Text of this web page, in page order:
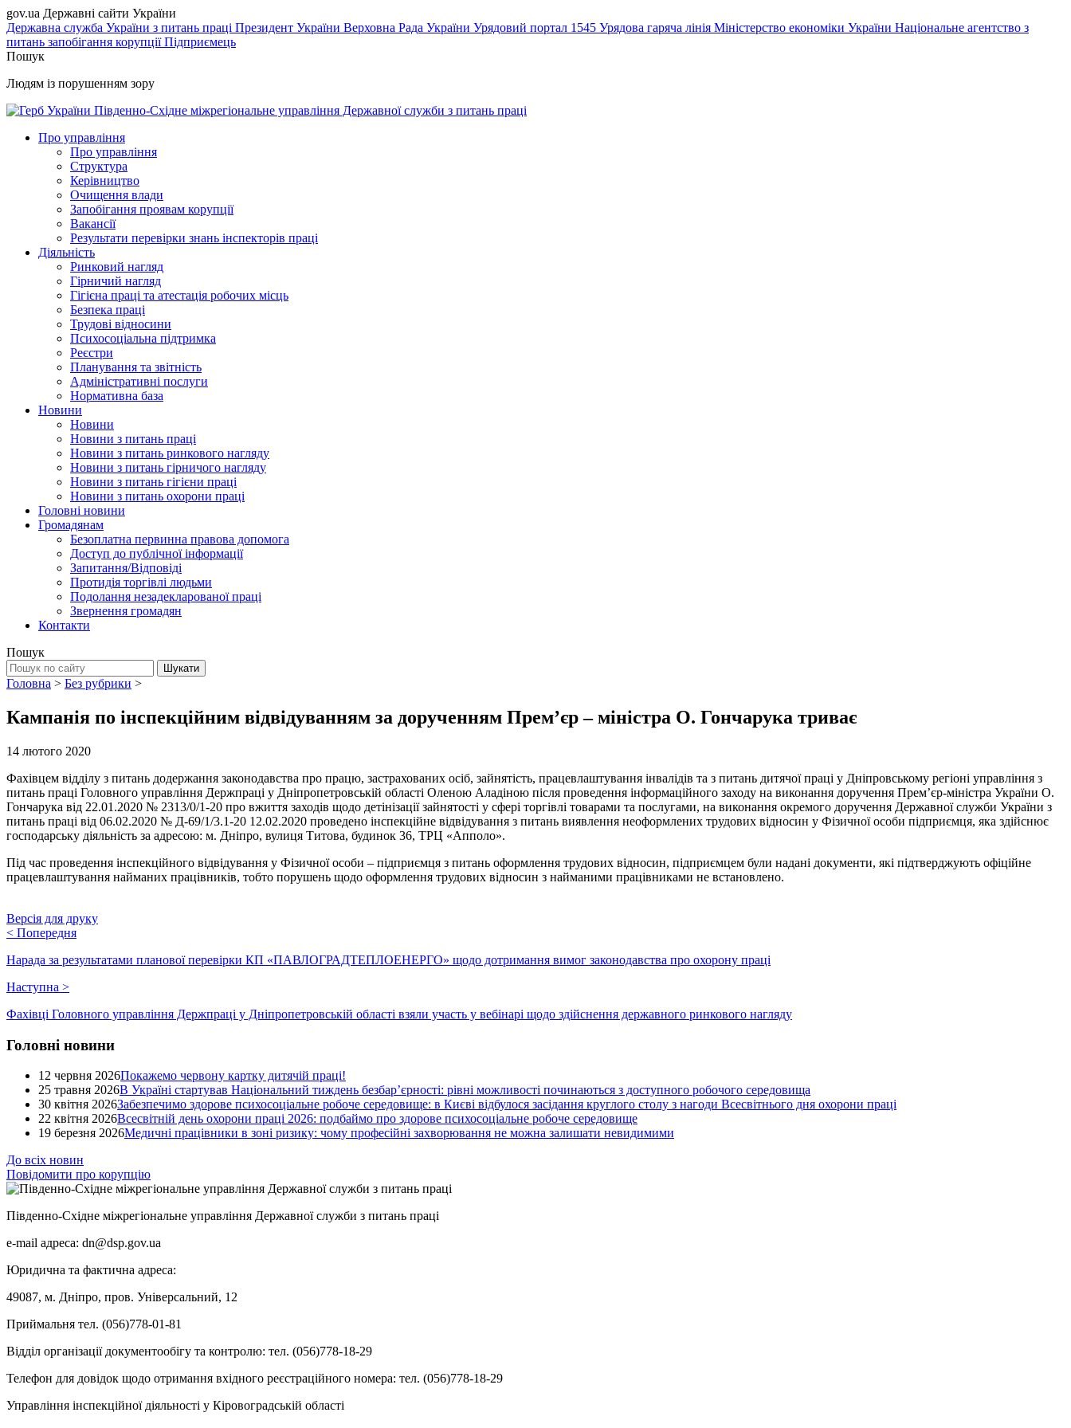
gov.ua Державні сайти України
Державна служба України з питань праці Президент України Верховна Рада України Урядовий портал 1545 Урядова гаряча лінія Міністерство економіки України Національне агентство з
питань запобігання корупціїПідприємець
Пошук
Людям із порушенням зору
Південно-Східне міжрегіональне управління Державної служби з питань праці
Про управління
Про управління
Структура
Керівництво
Очищення влади
Запобігання проявам корупції
Вакансії
Результати перевірки знань інспекторів праці
Діяльність
Ринковий нагляд
Гірничий нагляд
Гігієна праці та атестація робочих місць
Безпека праці
Трудові відносини
Психосоціальна підтримка
Реєстри
Планування та звітність
Адміністративні послуги
Нормативна база
Новини
Новини
Новини з питань праці
Новини з питань ринкового нагляду
Новини з питань гірничого нагляду
Новини з питань гігієни праці
Новини з питань охорони праці
Головні новини
Громадянам
Безоплатна первинна правова допомога
Доступ до публічної інформації
Запитання/Відповіді
Протидія торгівлі людьми
Подолання незадекларованої праці
Звернення громадян
Контакти
Пошук
Головна > Без рубрики >
Кампанія по інспекційним відвідуванням за дорученням Прем’єр – міністра О. Гончарука триває
14 лютого 2020
Фахівцем відділу з питань додержання законодавства про працю, застрахованих осіб, зайнятість, працевлаштування інвалідів та з питань дитячої праці у Дніпровському регіоні управління з
питань праці Головного управління Держпраці у Дніпропетровській області Оленою Аладіною після проведення інформаційного заходу на виконання доручення Прем’єр-міністра України О.
Гончарука від 22.01.2020 № 2313/0/1-20 про вжиття заходів щодо детінізації зайнятості у сфері торгівлі товарами та послугами, на виконання окремого доручення Державної служби України з
питань праці від 06.02.2020 № Д-69/1/3.1-20 12.02.2020 проведено інспекційне відвідування з питань виявлення неоформлених трудових відносин у Фізичної особи підприємця, яка здійснює
господарську діяльність за адресою: м. Дніпро, вулиця Титова, будинок 36, ТРЦ «Апполо».
Під час проведення інспекційного відвідування у Фізичної особи – підприємця з питань оформлення трудових відносин, підприємцем були надані документи, які підтверджують офіційне
працевлаштування найманих працівників, тобто порушень щодо оформлення трудових відносин з найманими працівниками не встановлено.
Версія для друку
< Попередня
Нарада за результатами планової перевірки КП «ПАВЛОГРАДТЕПЛОЕНЕРГО» щодо дотримання вимог законодавства про охорону праці
Наступна >
Фахівці Головного управління Держпраці у Дніпропетровській області взяли участь у вебінарі щодо здійснення державного ринкового нагляду
Головні новини
12 червня 2026Покажемо червону картку дитячій праці!
25 травня 2026В Україні стартував Національний тиждень безбар’єрності: рівні можливості починаються з доступного робочого середовища
30 квітня 2026Забезпечимо здорове психосоціальне робоче середовище: в Києві відбулося засідання круглого столу з нагоди Всесвітнього дня охорони праці
22 квітня 2026Всесвітній день охорони праці 2026: подбаймо про здорове психосоціальне робоче середовище
19 березня 2026Медичні працівники в зоні ризику: чому професійні захворювання не можна залишати невидимими
До всіх новин
Повідомити про корупцію
Південно-Східне міжрегіональне управління Державної служби з питань праці
e-mail адреса: dn@dsp.gov.ua
Юридична та фактична адреса:
49087, м. Дніпро, пров. Універсальний, 12
Приймальня тел. (056)778-01-81
Відділ організації документообігу та контролю: тел. (056)778-18-29
Телефон для довідок щодо отримання вхідного реєстраційного номера: тел. (056)778-18-29
Управління інспекційної діяльності у Кіровоградській області